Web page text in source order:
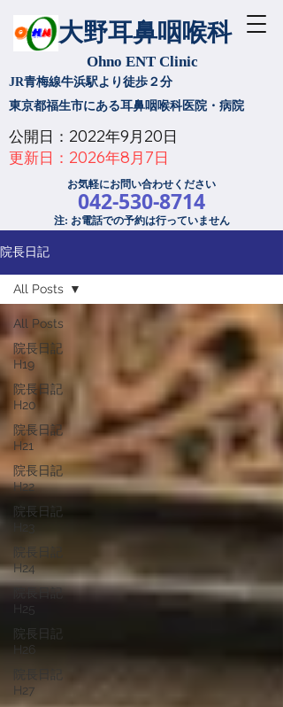
お気軽にお問い合わせください
042-530-8714
注: お電話での予約は行っていません
大野耳鼻咽喉科
Ohno ENT Clinic
JR青梅線牛浜駅より徒歩２分
​東京都福生市にある耳鼻咽喉科医院・病院
公開日：2022年9月20日
​更新日：2026年8月7日
院長日記
All Posts
院長日記
H19
院長日記
H20
院長日記
H21
院長日記
H22
院長日記
H23
院長日記
H24
院長日記
H25
院長日記
H26
院長日記
H27
All Posts